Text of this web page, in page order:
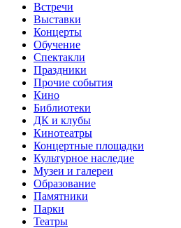
Встречи
Выставки
Концерты
Обучение
Спектакли
Праздники
Прочие события
Кино
Библиотеки
ДК и клубы
Кинотеатры
Концертные площадки
Культурное наследие
Музеи и галереи
Образование
Памятники
Парки
Театры